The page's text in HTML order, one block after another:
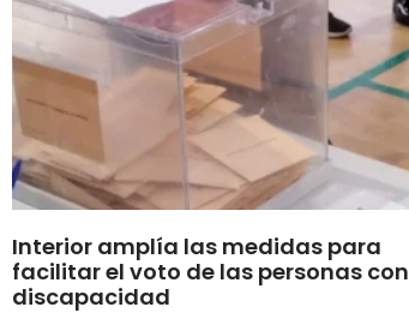
Interior amplía las medidas para
facilitar el voto de las personas con
discapacidad